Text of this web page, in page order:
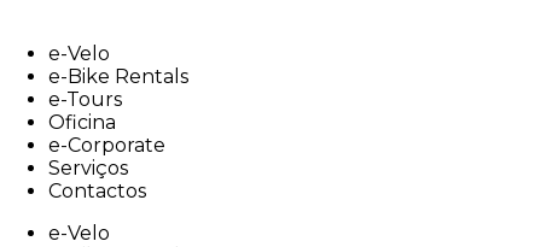
contente-Velo
e-Bike Rentals
e-Tours
Oficina
e-Corporate
Serviços
Contactos
e-Velo